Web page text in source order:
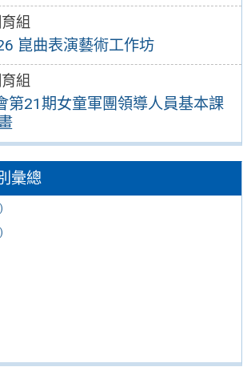
組
崑曲表演藝術工作坊
組
第21期女童軍團領導人員基本課
彙總